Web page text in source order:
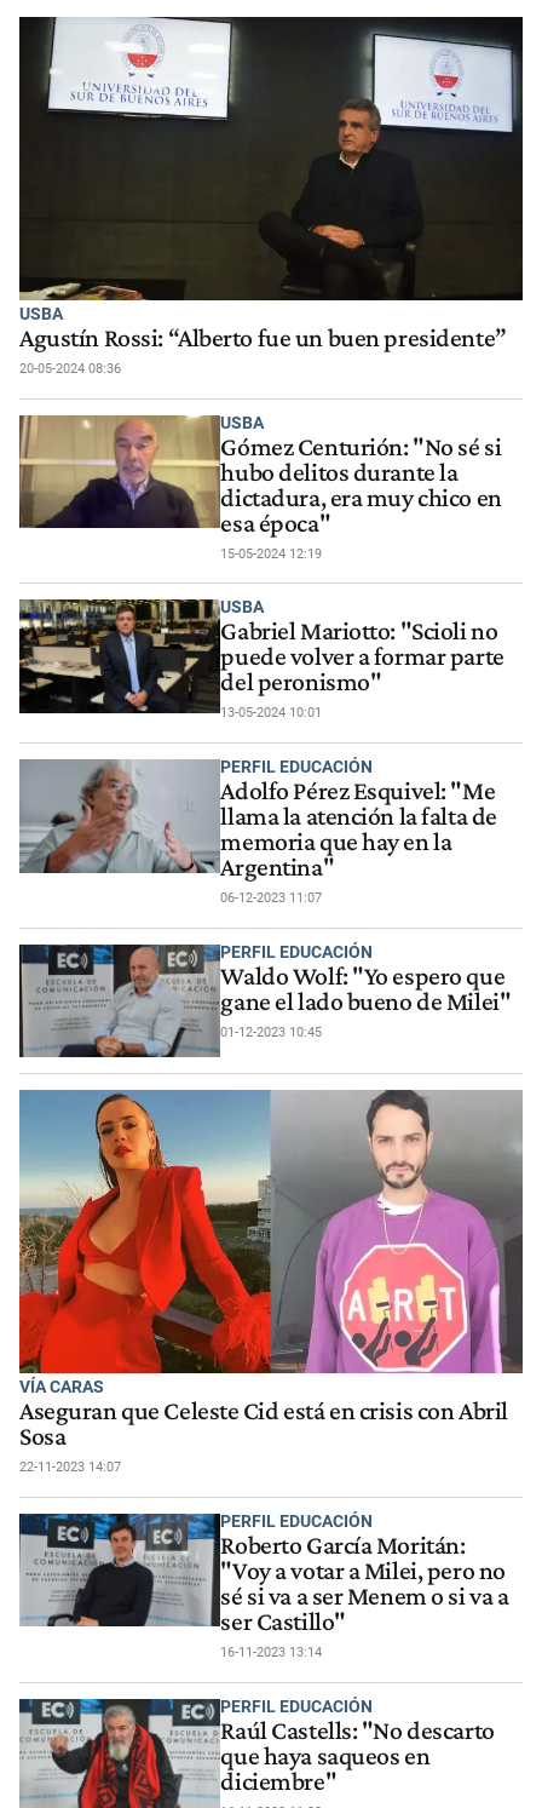
USBA
Agustín Rossi: “Alberto fue un buen presidente”
20-05-2024 08:36
USBA
Gómez Centurión: "No sé si
hubo delitos durante la
dictadura, era muy chico en
esa época"
15-05-2024 12:19
USBA
Gabriel Mariotto: "Scioli no
puede volver a formar parte
del peronismo"
13-05-2024 10:01
PERFIL EDUCACIÓN
Adolfo Pérez Esquivel: "Me
llama la atención la falta de
memoria que hay en la
Argentina"
06-12-2023 11:07
PERFIL EDUCACIÓN
Waldo Wolf: "Yo espero que
gane el lado bueno de Milei"
01-12-2023 10:45
VÍA CARAS
Aseguran que Celeste Cid está en crisis con Abril
Sosa
22-11-2023 14:07
PERFIL EDUCACIÓN
Roberto García Moritán:
"Voy a votar a Milei, pero no
sé si va a ser Menem o si va a
ser Castillo"
16-11-2023 13:14
PERFIL EDUCACIÓN
Raúl Castells: "No descarto
que haya saqueos en
diciembre"